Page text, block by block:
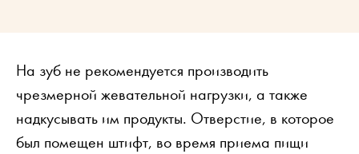
На зуб не рекомендуется производить
чрезмерной жевательной нагрузки, а также
надкусывать им продукты. Отверстие, в которое
был помещен штифт, во время приема пищи